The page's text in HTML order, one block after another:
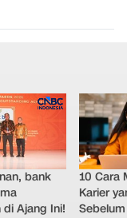
bank
di Ajang Ini!
10 Cara
Karier